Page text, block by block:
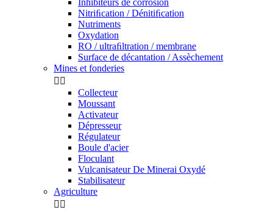
Inhibiteurs de corrosion
Nitriﬁcation / Dénitiﬁcation
Nutriments
Oxydation
RO / ultraﬁltration / membrane
Surface de décantation / Assèchement
Mines et fonderies
 
Collecteur
Moussant
Activateur
Dépresseur
Régulateur
Boule d'acier
Floculant
Vulcanisateur De Minerai Oxydé
Stabilisateur
Agriculture
 